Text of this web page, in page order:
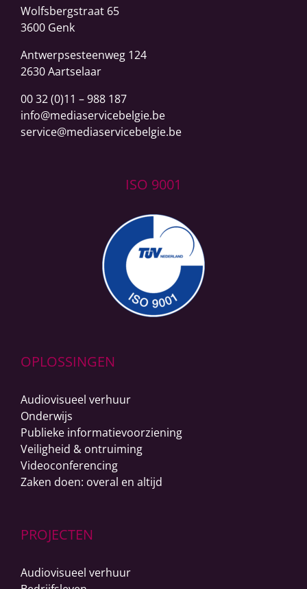
Wolfsbergstraat 65
3600 Genk
Antwerpsesteenweg 124
2630 Aartselaar
00 32 (0)11 – 988 187
info@mediaservicebelgie.be
service@mediaservicebelgie.be
ISO 9001
OPLOSSINGEN
Audiovisueel verhuur
Onderwijs
Publieke informatievoorziening
Veiligheid & ontruiming
Videoconferencing
Zaken doen: overal en altijd
PROJECTEN
Audiovisueel verhuur